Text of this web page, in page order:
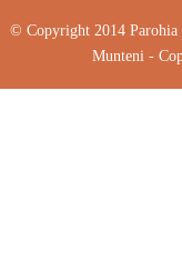
© Copyright 2014 Parohia
Munteni -